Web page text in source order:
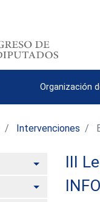
Organización
Intervenciones
Alternar
Alternar
III